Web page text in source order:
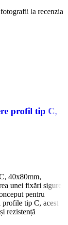
la recenzia
profil tip C,
40x80mm,
unei fixări sigure
pentru
profile tip C, acest
rezistență